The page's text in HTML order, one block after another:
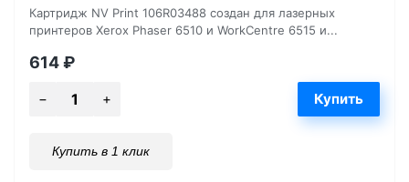
Картридж NV Print 106R03488 создан для лазерных
принтеров Xerox Phaser 6510 и WorkCentre 6515 и...
614₽
Купить в 1 клик